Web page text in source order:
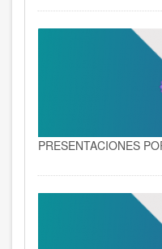
PRESENTACIONES